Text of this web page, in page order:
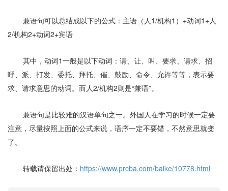
兼语句可以总结成以下的公式：主语（人1/机构1 ） +动词1+人
2/机构2+动词2+宾语
其中，动词1一般是以下动词：请、让、叫、要求、请求、招
呼、派、打发、委托、拜托、催、鼓励、命令、允许等等，表示要
求、请求意思的动词。 而人2/机构2则是“兼语”。
兼语句是比较难的汉语单句之一。外国人在学习的时候一定要
注意，尽量按照上面的公式来说，语序一定不要错，不然意思就变
了。
转载请保留出处： https://www.prcba.com/baike/10778.html